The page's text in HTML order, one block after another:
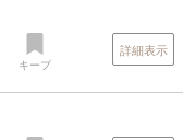
キープ
詳細表示